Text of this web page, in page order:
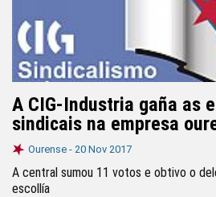
A CIG-Industria gaña as
sindicais na empresa
Ourense - 20 Nov 2017
A central sumou 11 votos e obtivo o
escollía